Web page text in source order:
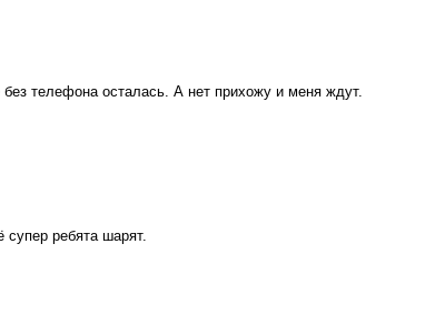
телефона осталась. А нет прихожу и меня ждут.
ребята шарят.